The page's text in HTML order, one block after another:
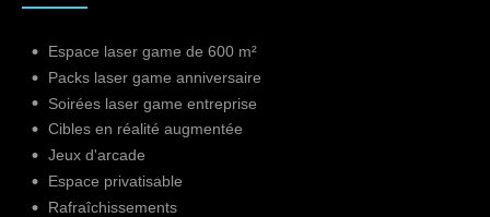
Espace laser game de 600 m²
Packs laser game anniversaire
Soirées laser game entreprise
Cibles en réalité augmentée
Jeux d'arcade
Espace privatisable
Rafraîchissements